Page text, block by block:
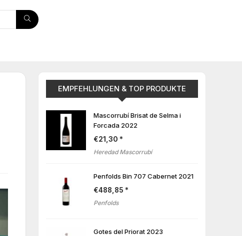
EMPFEHLUNGEN & TOP PRODUKTE
Mascorrubí Brisat de Selma i
Forcada 2022
€21,30
Heredad Mascorrubí
Penfolds Bin 707 Cabernet 2021
€488,85
Penfolds
Gotes del Priorat 2023